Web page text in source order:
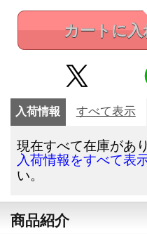
カートに入
入荷情報 すべて表示
現在すべて在庫があり
入荷情報をすべて表
い。
商品紹介